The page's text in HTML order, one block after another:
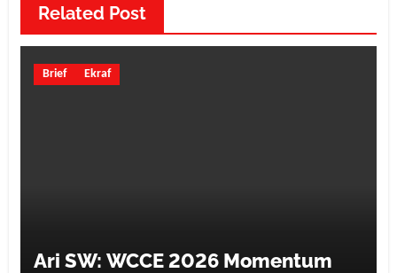
Related Post
Brief Ekraf
Ari SW: WCCE 2026 Momentum